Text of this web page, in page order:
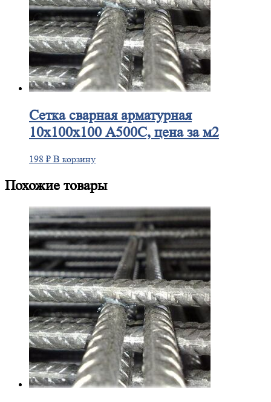
Сеткасварная арматурная
10х100х100 А500С, цена за м2
198 ₽ В корзину
Похожие товары